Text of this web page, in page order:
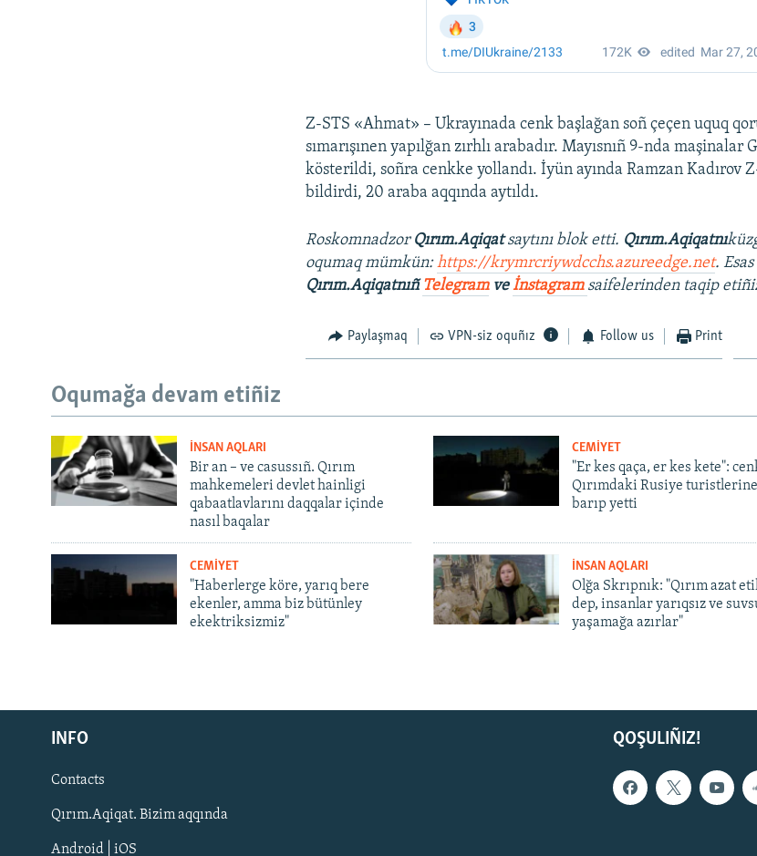
Русский
Українською
QOŞULIÑIZ!
Z-STS «Ahmat» – Ukrayınada cenk başlağan soñ çeçen uquq
sımarışınen yapılğan zırhlı arabadır. Mayısnıñ 9-nda maşinalar
kösterildi, soñra cenkke yollandı. İyün ayında Ramzan Kadırov
bildirdi, 20 araba aqqında aytıldı.
Roskomnadzor Qırım.Aqiqatsaytını blok etti. Qırım.Aqiqatnı
oqumaq mümkün:https://krymrcriywdcchs.azureedge.net.
Qırım.AqiqatnıñTelegramveİnstagram saifelerinden taqip
Paylaşmaq VPN-siz oquñız Follow us Print
Oqumağa devam etiñiz
İNSAN AQLARI
Bir an – ve casussıñ. Qırım
mahkemeleri devlet hainligi
qabaatlavlarını daqqalar içinde
nasıl baqalar
CEMİYET
"Er kes qaça, er kes kete":
Qırımdaki Rusiye turistlerine
barıp yetti
CEMİYET
"Haberlerge köre, yarıq bere
ekenler, amma biz bütünley
ekektriksizmiz"
İNSAN AQLARI
Olğa Skrıpnık: "Qırım azat
dep, insanlar yarıqsız ve
yaşamağa azırlar"
QOŞULIÑIZ!
INFO
Contacts
Qırım.Aqiqat. Bizim aqqında
Android | iOS